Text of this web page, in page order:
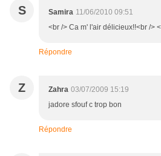
S Samira 11/06/2010 09:51
<br /> Ca m' l'air délicieux!!<br />
Répondre
Z Zahra 03/07/2009 15:19
jadore sfouf c trop bon
Répondre